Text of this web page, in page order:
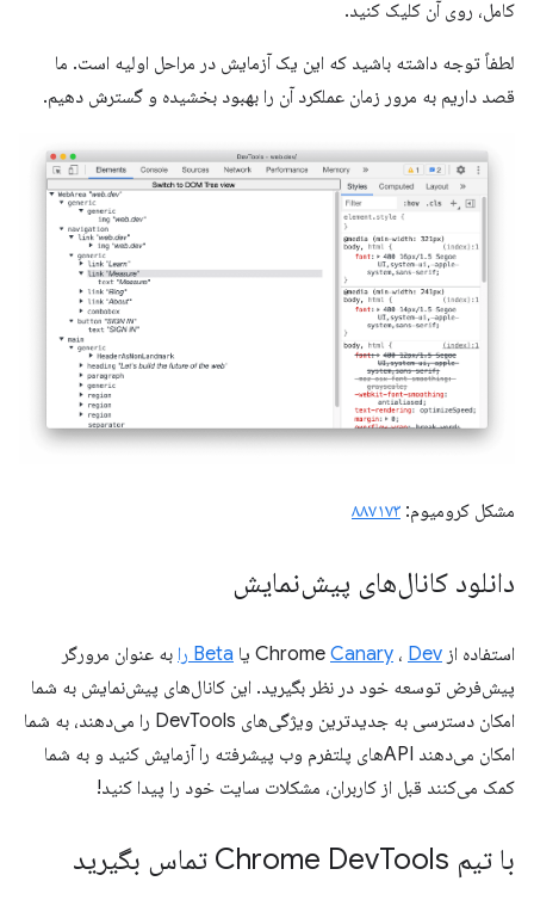
کامل، روی آن کلیک کنید.
لطفاً توجه داشته باشید که این یک آزمایش در مراحل اولیه است. ما
قصد داریم به مرور زمان عملکرد آن را بهبود بخشیده و گسترش دهیم.
مشکل کرومیوم: ۸۸۷۱۷۳
دانلود کانال‌های پیش‌نمایش
استفاده از Chrome Canary ، Dev یا Beta را
به عنوان مرورگر
پیش‌فرض توسعه خود در نظر بگیرید. این کانال‌های پیش‌نمایش به شما
امکان دسترسی به جدیدترین ویژگی‌های DevTools را می‌دهند، به شما
امکان می‌دهند APIهای پلتفرم وب پیشرفته را آزمایش کنید و به شما
کمک می‌کنند قبل از کاربران، مشکلات سایت خود را پیدا کنید!
با تیم Chrome Dev Tools تماس بگیرید